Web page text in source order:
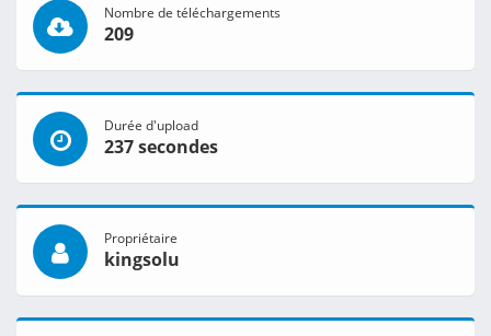
Nombre de téléchargements
209
Durée d'upload
237 secondes
Propriétaire
kingsolu